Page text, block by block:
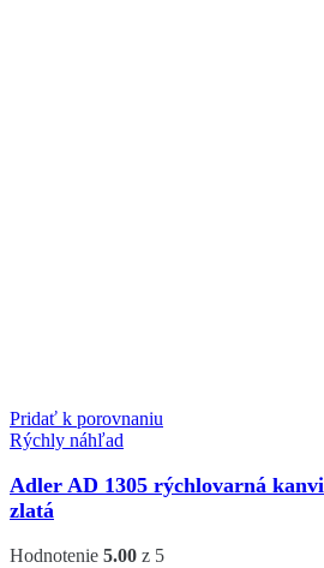
Pridať k porovnaniu
Rýchly náhľad
Adler AD 1305 rýchlovarná
zlatá
Hodnotenie 5.00 z 5